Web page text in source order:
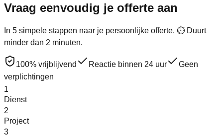
Vraag eenvoudig je offerte aan
In 5 simpele stappen naar je persoonlijke offerte. ⏱ Duurt
minder dan 2 minuten.
100% vrijblijvend Reactie binnen 24 uur
Geen
verplichtingen
1
Dienst
2
Project
3